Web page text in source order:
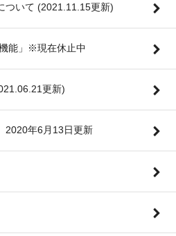
いて (2021.11.15更新)
能」※現在休止中
更新)
2020年6月13日更新